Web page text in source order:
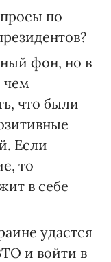
по
фон, но в
чем
что были
Если
то
в себе
удастся
и войти в